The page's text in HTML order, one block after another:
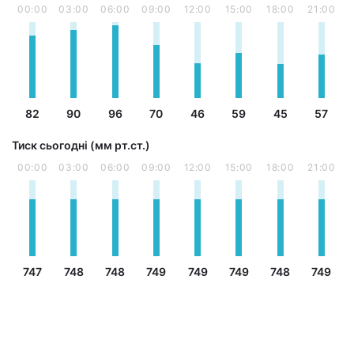
00:00
82
03:00
90
06:00
96
09:00
70
12:00
46
15:00
59
18:00
45
21:00
57
Тиск сьогодні (мм рт.ст.)
00:00
747
03:00
748
06:00
748
09:00
749
12:00
749
15:00
749
18:00
748
21:00
749